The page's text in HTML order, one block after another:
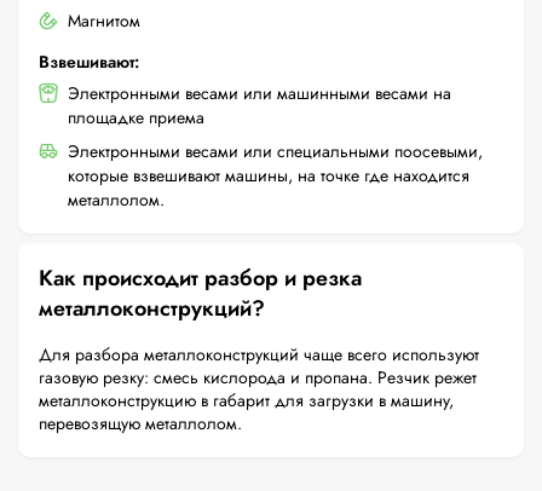
Магнитом
Взвешивают:
Электронными весами или машинными весами на
площадке приема
Электронными весами или специальными поосевыми,
которые взвешивают машины, на точке где находится
металлолом.
Как происходит разбор и резка
металлоконструкций?
Для разбора металлоконструкций чаще всего используют
газовую резку: смесь кислорода и пропана. Резчик режет
металлоконструкцию в габарит для загрузки в машину,
перевозящую металлолом.